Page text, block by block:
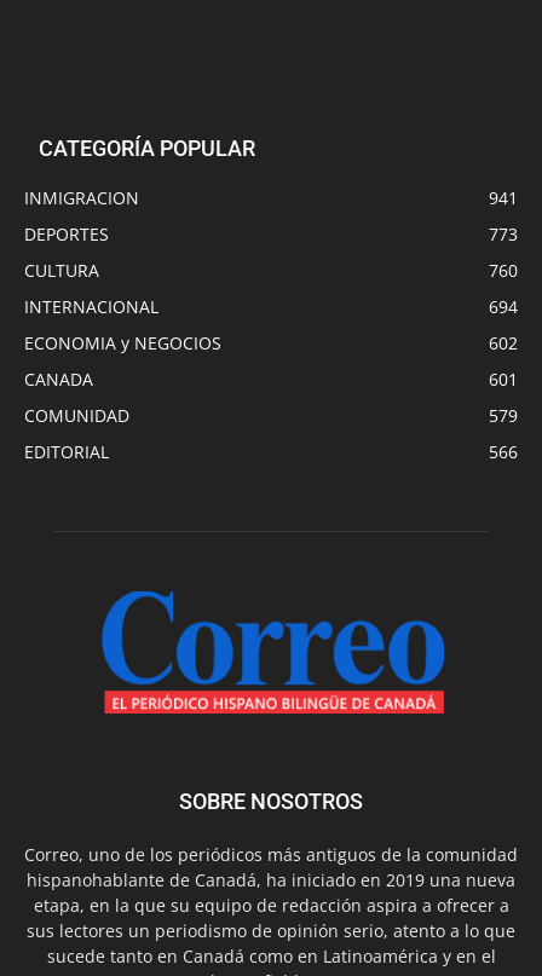
CATEGORÍA POPULAR
INMIGRACION
941
DEPORTES
773
CULTURA
760
INTERNACIONAL
694
ECONOMIA y NEGOCIOS
602
CANADA
601
COMUNIDAD
579
EDITORIAL
566
SOBRE NOSOTROS
Correo, uno de los periódicos más antiguos de la comunidad
hispanohablante de Canadá, ha iniciado en 2019 una nueva
etapa, en la que su equipo de redacción aspira a ofrecer a
sus lectores un periodismo de opinión serio, atento a lo que
sucede tanto en Canadá como en Latinoamérica y en el